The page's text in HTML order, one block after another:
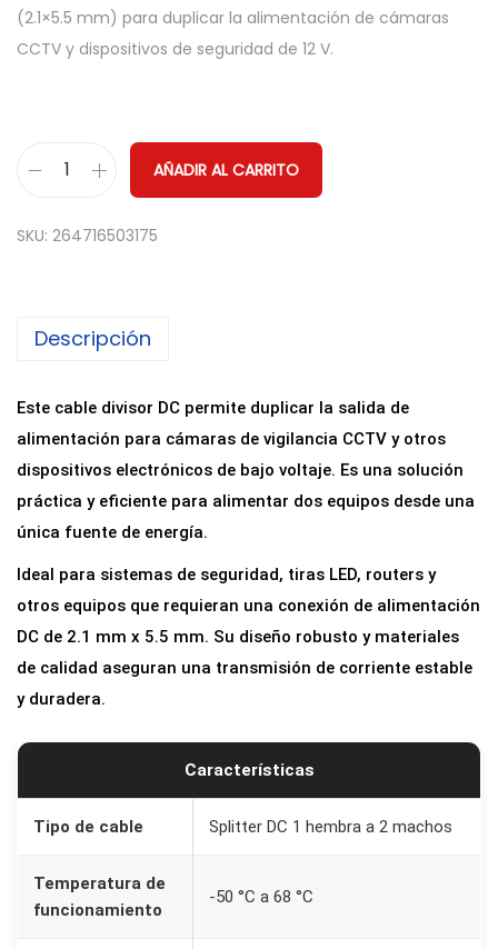
(2.1×5.5 mm) para duplicar la alimentación de cámaras
CCTV y dispositivos de seguridad de 12 V.
b
S
l
i
t
t
e
m
r
a
2
AÑADIR AL CARRITO
SKU: 264716503175
Descripción
Este cable divisor DC permite duplicar la salida de
alimentación para cámaras de vigilancia CCTV y otros
dispositivos electrónicos de bajo voltaje. Es una solución
práctica y eficiente para alimentar dos equipos desde una
única fuente de energía.
Ideal para sistemas de seguridad, tiras LED, routers y
otros equipos que requieran una conexión de alimentación
DC de 2.1 mm x 5.5 mm. Su diseño robusto y materiales
de calidad aseguran una transmisión de corriente estable
y duradera.
Características
Tipo de cable Splitter DC 1 hembra a 2 machos
Temperatura de
funcionamiento
-50 °C a 68 °C